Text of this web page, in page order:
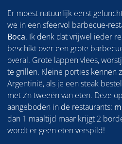
Er moest natuurlijk eerst
we in een sfeervol barbecue-
Boca. Ik denk dat vrijwel ieder
beschikt over een grote
overal. Grote lappen vlees,
te grillen. Kleine porties kennen
Argentinië, als je een steak
met z’n tweeën van eten. Deze
aangeboden in de restaurants:
dan 1 maaltijd maar krijgt 2
wordt er geen eten verspild!